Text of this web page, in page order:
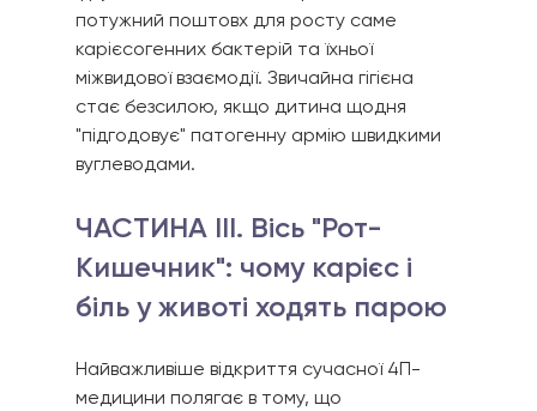
потужний поштовх для росту саме
карієсогенних бактерій та їхньої
міжвидової взаємодії. Звичайна гігієна
стає безсилою, якщо дитина щодня
"підгодовує" патогенну армію швидкими
вуглеводами.
ЧАСТИНА III. Вісь "Рот-
Кишечник": чому карієс і
біль у животі ходять парою
Найважливіше відкриття сучасної 4П-
медицини полягає в тому, що